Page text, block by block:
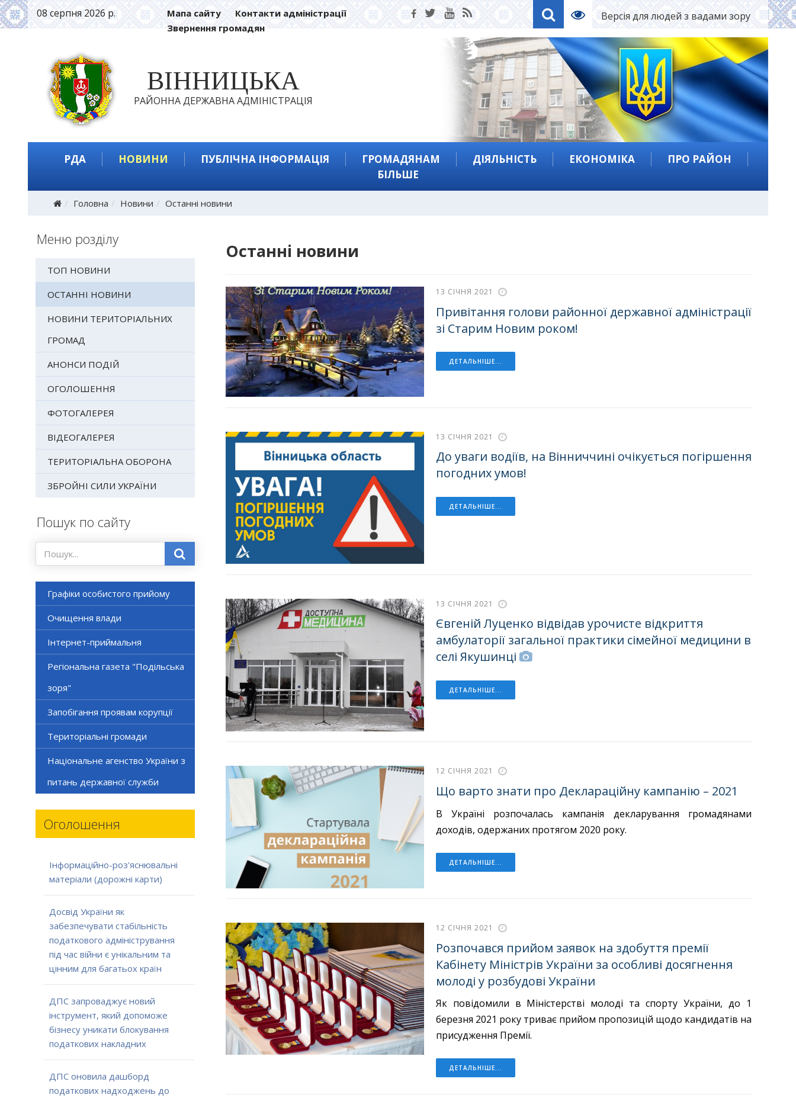
08 серпня 2026 р. Мапа сайту
Контакти адміністрації
Звернення громадян
Версія для людей з вадами зору
ВІННИЦЬКА
РАЙОННА ДЕРЖАВНА АДМІНІСТРАЦІЯ
РДА НОВИНИ ПУБЛІЧНА ІНФОРМАЦІЯ ГРОМАДЯНАМ ДІЯЛЬНІСТЬ ЕКОНОМІКА
ПРО РАЙОН
БІЛЬШЕ
Головна Новини Останні новини
Меню розділу
ТОП НОВИНИ
ОСТАННІ НОВИНИ
НОВИНИ ТЕРИТОРІАЛЬНИХ
ГРОМАД
АНОНСИ ПОДІЙ
ОГОЛОШЕННЯ
ФОТОГАЛЕРЕЯ
ВІДЕОГАЛЕРЕЯ
ТЕРИТОРІАЛЬНА ОБОРОНА
ЗБРОЙНІ СИЛИ УКРАЇНИ
Пошук по сайту
Графіки особистого прийому
Очищення влади
Інтернет-приймальня
Регіональна газета "Подільська
зоря"
Запобігання проявам корупції
Територіальні громади
Національне агенство України з
питань державної служби
Оголошення
Інформаційно-роз'яснювальні
матеріали (дорожні карти)
Досвід України як
забезпечувати стабільність
податкового адміністрування
під час війни є унікальним та
цінним для багатьох країн
ДПС запроваджує новий
інструмент, який допоможе
бізнесу уникати блокування
податкових накладних
ДПС оновила дашборд
податкових надходжень до
Останні новини
13 СІЧНЯ 2021
Привітання голови районної державної адміністрації
зі Старим Новим роком!
ДЕТАЛЬНІШЕ...
13 СІЧНЯ 2021
До уваги водіїв, на Вінниччині очікується погіршення
погодних умов!
ДЕТАЛЬНІШЕ...
13 СІЧНЯ 2021
Євгеній Луценко відвідав урочисте відкриття
амбулаторії загальної практики сімейної медицини в
селі Якушинці
ДЕТАЛЬНІШЕ...
12 СІЧНЯ 2021
Що варто знати про Деклараційну кампанію – 2021
В Україні розпочалась кампанія декларування громадянами
доходів, одержаних протягом 2020 року.
ДЕТАЛЬНІШЕ...
12 СІЧНЯ 2021
Розпочався прийом заявок на здобуття премії
Кабінету Міністрів України за особливі досягнення
молоді у розбудові України
Як повідомили в Міністерстві молоді та спорту України, до 1
березня 2021 року триває прийом пропозицій щодо кандидатів на
присудження Премії.
ДЕТАЛЬНІШЕ...